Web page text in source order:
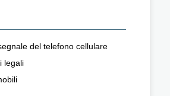
del telefono cellulare
legali